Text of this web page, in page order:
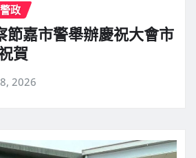
政
節嘉市警舉辦慶祝大會市
賀
2026